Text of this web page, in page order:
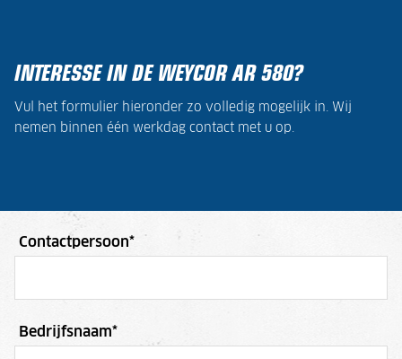
INTERESSE IN DE WEYCOR AR 580?
Vul het formulier hieronder zo volledig mogelijk in. Wij
nemen binnen één werkdag contact met u op.
Contactpersoon*
Bedrijfsnaam*